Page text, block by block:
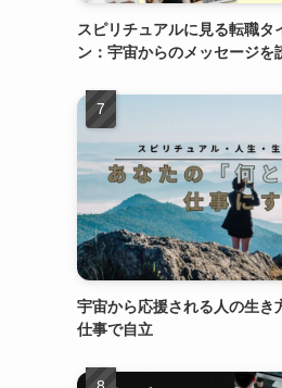
スピリチュアルに見る転職タ
ン：宇宙からのメッセージを
宇宙から応援される人の生き
仕事で自立